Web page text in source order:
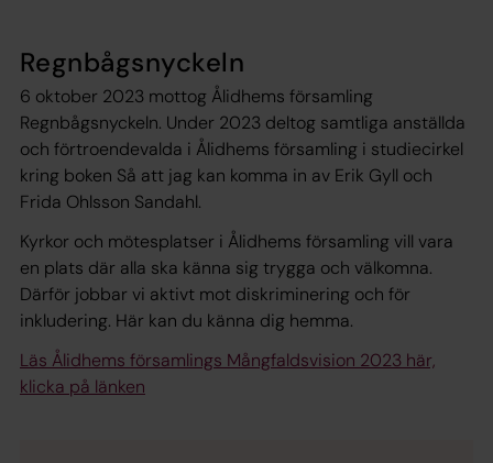
Regnbågsnyckeln
6 oktober 2023 mottog Ålidhems församling
Regnbågsnyckeln. Under 2023 deltog samtliga anställda
och förtroendevalda i Ålidhems församling i studiecirkel
kring boken Så att jag kan komma in av Erik Gyll och
Frida Ohlsson Sandahl.
Kyrkor och mötesplatser i Ålidhems församling vill vara
en plats där alla ska känna sig trygga och välkomna.
Därför jobbar vi aktivt mot diskriminering och för
inkludering. Här kan du känna dig hemma.
Läs Ålidhems församlings Mångfaldsvision 2023 här,
klicka på länken